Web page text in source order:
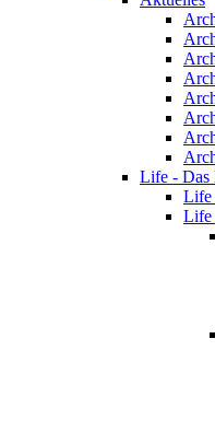
Life - Das
Life
Life